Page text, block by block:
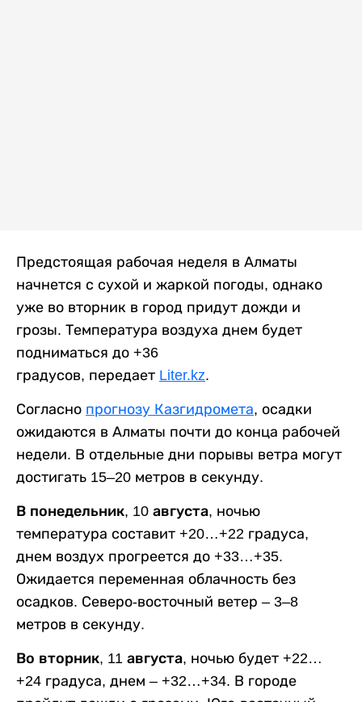
Предстоящая рабочая неделя в Алматы
начнется с сухой и жаркой погоды, однако
уже во вторник в город придут дожди и
грозы. Температура воздуха днем будет
подниматься до +36
градусов, передает Liter.kz.
Согласно прогнозу Казгидромета, осадки
ожидаются в Алматы почти до конца рабочей
недели. В отдельные дни порывы ветра могут
достигать 15–20 метров в секунду.
В понедельник, 10 августа, ночью
температура составит +20…+22 градуса,
днем воздух прогреется до +33…+35.
Ожидается переменная облачность без
осадков. Северо-восточный ветер – 3–8
метров в секунду.
Во вторник, 11 августа, ночью будет +22…
+24 градуса, днем – +32…+34. В городе